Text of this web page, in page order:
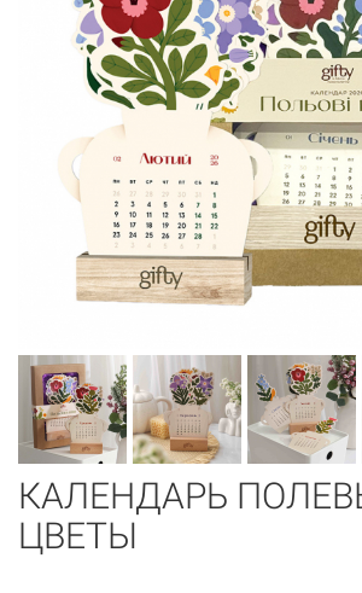
КАЛЕНДАРЬ
ЦВЕТЫ